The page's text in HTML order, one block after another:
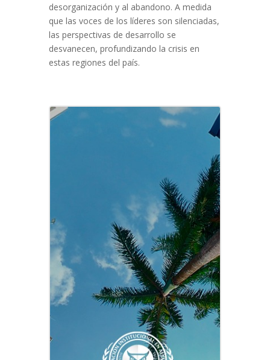
desorganización y al abandono. A medida
que las voces de los líderes son silenciadas,
las perspectivas de desarrollo se
desvanecen, profundizando la crisis en
estas regiones del país.